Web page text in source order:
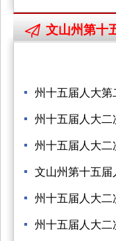
和社会发展计
济和社会发展
会 第三次会议
预算执行情况
 文山州第十
州十五届人大
州十五届人大
会议
州十五届人大
会议
文山州第十五
开幕
州十五届人大
会议
州十五届人大